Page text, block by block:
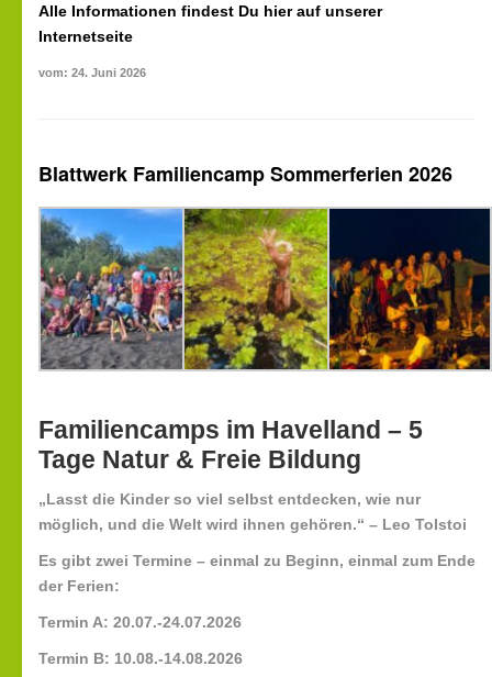
Alle Informationen findest Du hier auf unserer
Internetseite
vom: 24. Juni 2026
Blattwerk Familiencamp Sommerferien 2026
Familiencamps im Havelland – 5
Tage Natur & Freie Bildung
„Lasst die Kinder so viel selbst entdecken, wie nur
möglich, und die Welt wird ihnen gehören.“ – Leo Tolstoi
Es gibt zwei Termine – einmal zu Beginn, einmal zum Ende
der Ferien:
Termin A: 20.07.-24.07.2026
Termin B: 10.08.-14.08.2026